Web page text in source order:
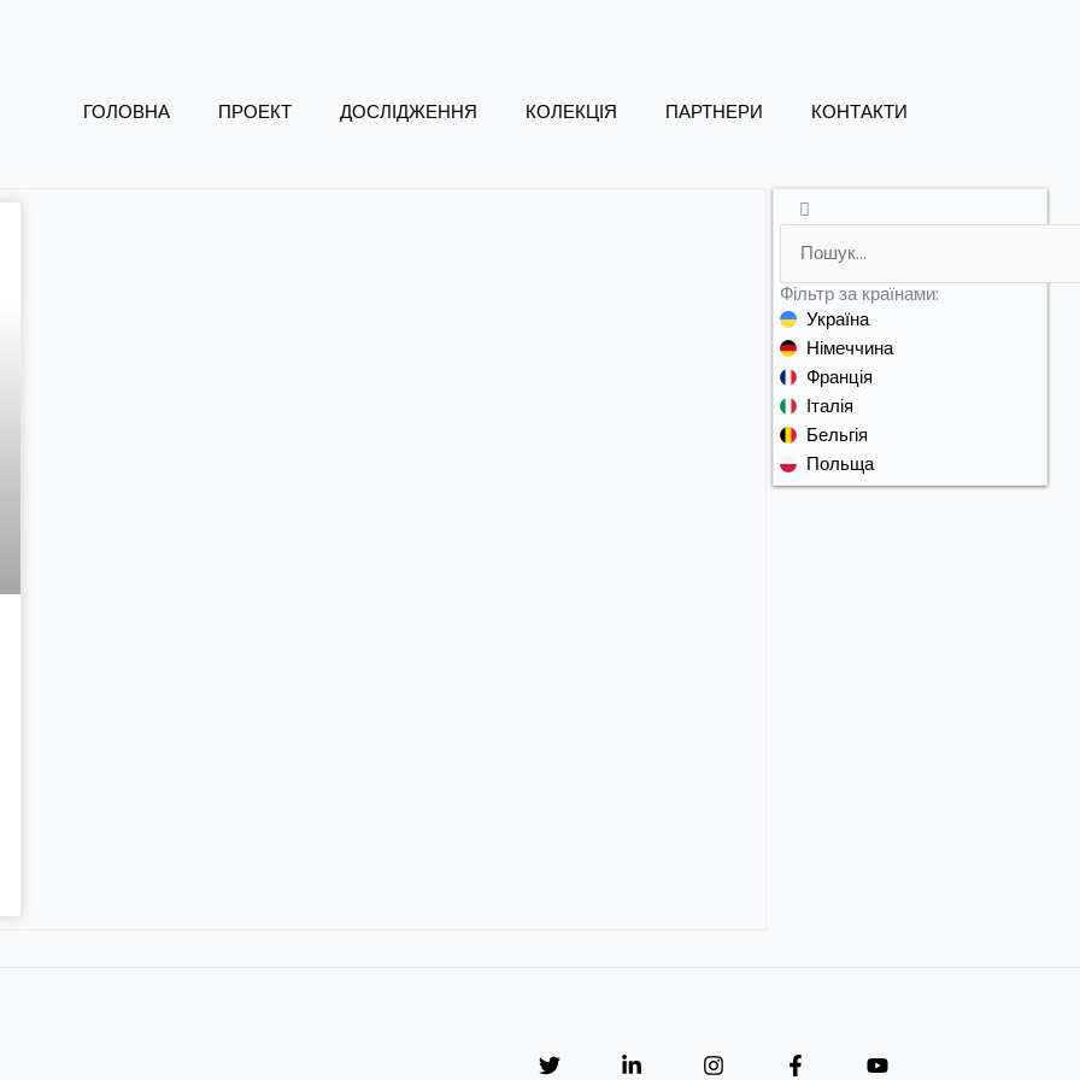
ГОЛОВНА
ПРОЕКТ ДОСЛІДЖЕННЯ КОЛЕКЦІЯ ПАРТНЕРИ КОНТАКТИ
Фільтр за країнами:
Україна
Німеччина
Франція
Італія
Бельгія
Польща